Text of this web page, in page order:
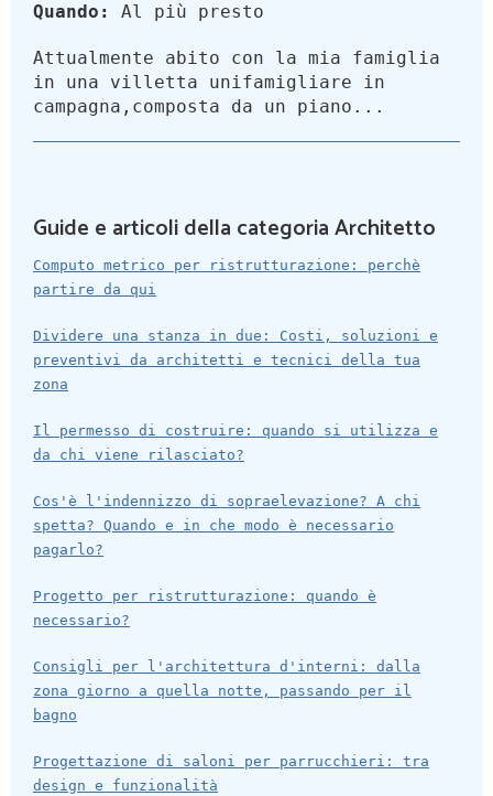
Quando: Al più presto
Attualmente abito con la mia famiglia
in una villetta unifamigliare in
campagna,composta da un piano...
Guide e articoli della categoria Architetto
Computo metrico per ristrutturazione: perchè
partire da qui
Dividere una stanza in due: Costi, soluzioni e
preventivi da architetti e tecnici della tua
zona
Il permesso di costruire: quando si utilizza e
da chi viene rilasciato?
Cos'è l'indennizzo di sopraelevazione? A chi
spetta? Quando e in che modo è necessario
pagarlo?
Progetto per ristrutturazione: quando è
necessario?
Consigli per l'architettura d'interni: dalla
zona giorno a quella notte, passando per il
bagno
Progettazione di saloni per parrucchieri: tra
design e funzionalità